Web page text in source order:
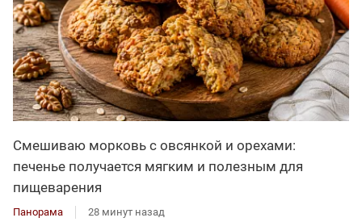
Смешиваю морковь с овсянкой и орехами:
печенье получается мягким и полезным для
пищеварения
Панорама 28 минут назад